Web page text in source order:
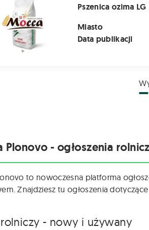
Pszenica ozima LG
Miasto
Data publikacji
Plonovo - ogłoszenia
to nowoczesna platforma
Znajdziesz tu ogłoszenia
- nowy i używany